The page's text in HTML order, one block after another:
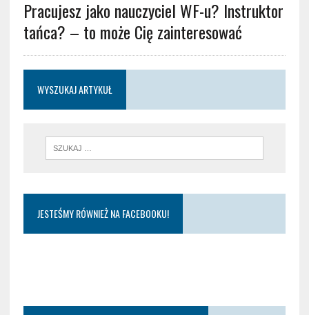
Pracujesz jako nauczyciel WF-u? Instruktor
tańca? – to może Cię zainteresować
WYSZUKAJ ARTYKUŁ
JESTEŚMY RÓWNIEŻ NA FACEBOOKU!